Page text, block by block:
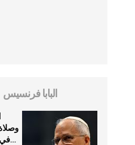
البابا فرنسيس